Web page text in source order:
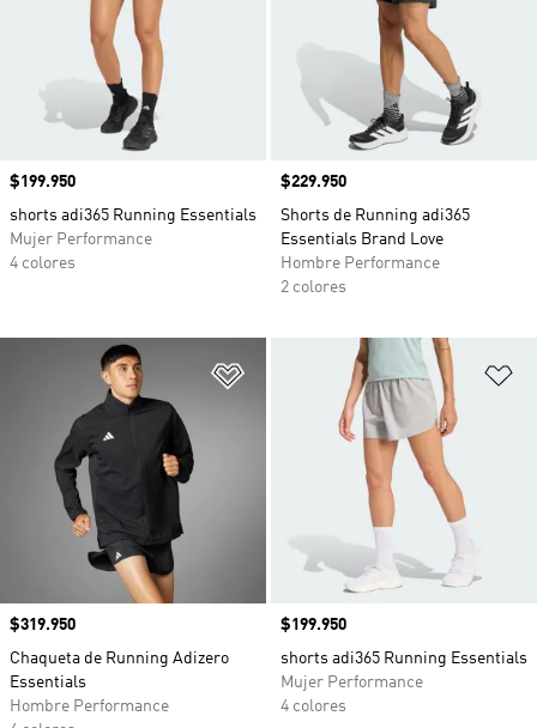
Precio
$199.950
shorts adi365 Running Essentials
Mujer Performance
4 colores
Precio
$229.950
Shorts de Running adi365
Essentials Brand Love
Hombre Performance
2 colores
Añadir a la lista de deseos
Precio
$319.950
Chaqueta de Running Adizero
Essentials
Hombre Performance
Precio
$199.950
shorts adi365 Running Essentials
Mujer Performance
4 colores